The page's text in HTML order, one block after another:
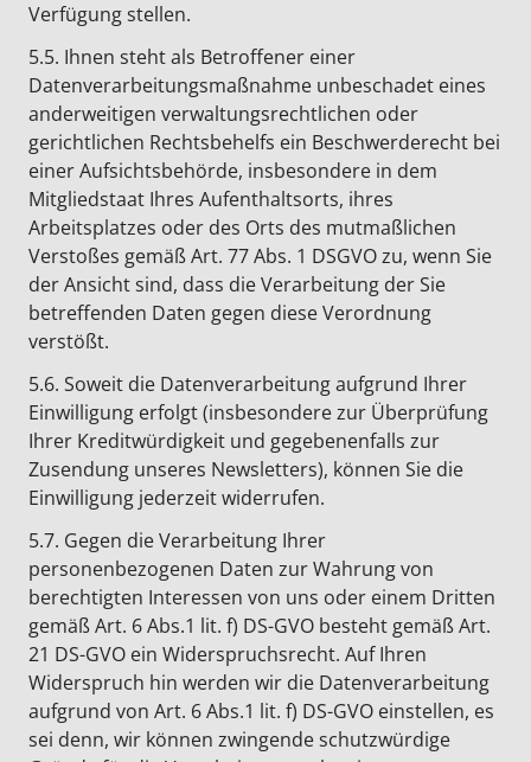
Verfügung stellen.
5.5. Ihnen steht als Betroffener einer
Datenverarbeitungsmaßnahme unbeschadet eines
anderweitigen verwaltungsrechtlichen oder
gerichtlichen Rechtsbehelfs ein Beschwerderecht bei
einer Aufsichtsbehörde, insbesondere in dem
Mitgliedstaat Ihres Aufenthaltsorts, ihres
Arbeitsplatzes oder des Orts des mutmaßlichen
Verstoßes gemäß Art. 77 Abs. 1 DSGVO zu, wenn Sie
der Ansicht sind, dass die Verarbeitung der Sie
betreffenden Daten gegen diese Verordnung
verstößt.
5.6. Soweit die Datenverarbeitung aufgrund Ihrer
Einwilligung erfolgt (insbesondere zur Überprüfung
Ihrer Kreditwürdigkeit und gegebenenfalls zur
Zusendung unseres Newsletters), können Sie die
Einwilligung jederzeit widerrufen.
5.7. Gegen die Verarbeitung Ihrer
personenbezogenen Daten zur Wahrung von
berechtigten Interessen von uns oder einem Dritten
gemäß Art. 6 Abs.1 lit. f) DS-GVO besteht gemäß Art.
21 DS-GVO ein Widerspruchsrecht. Auf Ihren
Widerspruch hin werden wir die Datenverarbeitung
aufgrund von Art. 6 Abs.1 lit. f) DS-GVO einstellen, es
sei denn, wir können zwingende schutzwürdige